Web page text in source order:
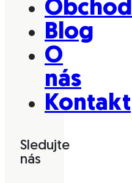
Obchod
Blog
O
nás
Kontakt
Sledujte
nás